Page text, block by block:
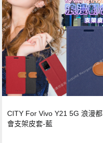
CITY For Vivo Y21 5G 浪漫都
會支架皮套-藍